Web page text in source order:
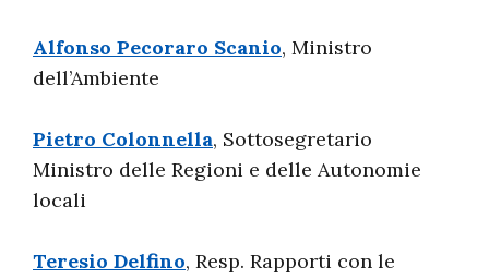
Alfonso Pecoraro Scanio, Ministro
dell’Ambiente
Pietro Colonnella, Sottosegretario
Ministro delle Regioni e delle Autonomie
locali
Teresio Delfino, Resp. Rapporti con le